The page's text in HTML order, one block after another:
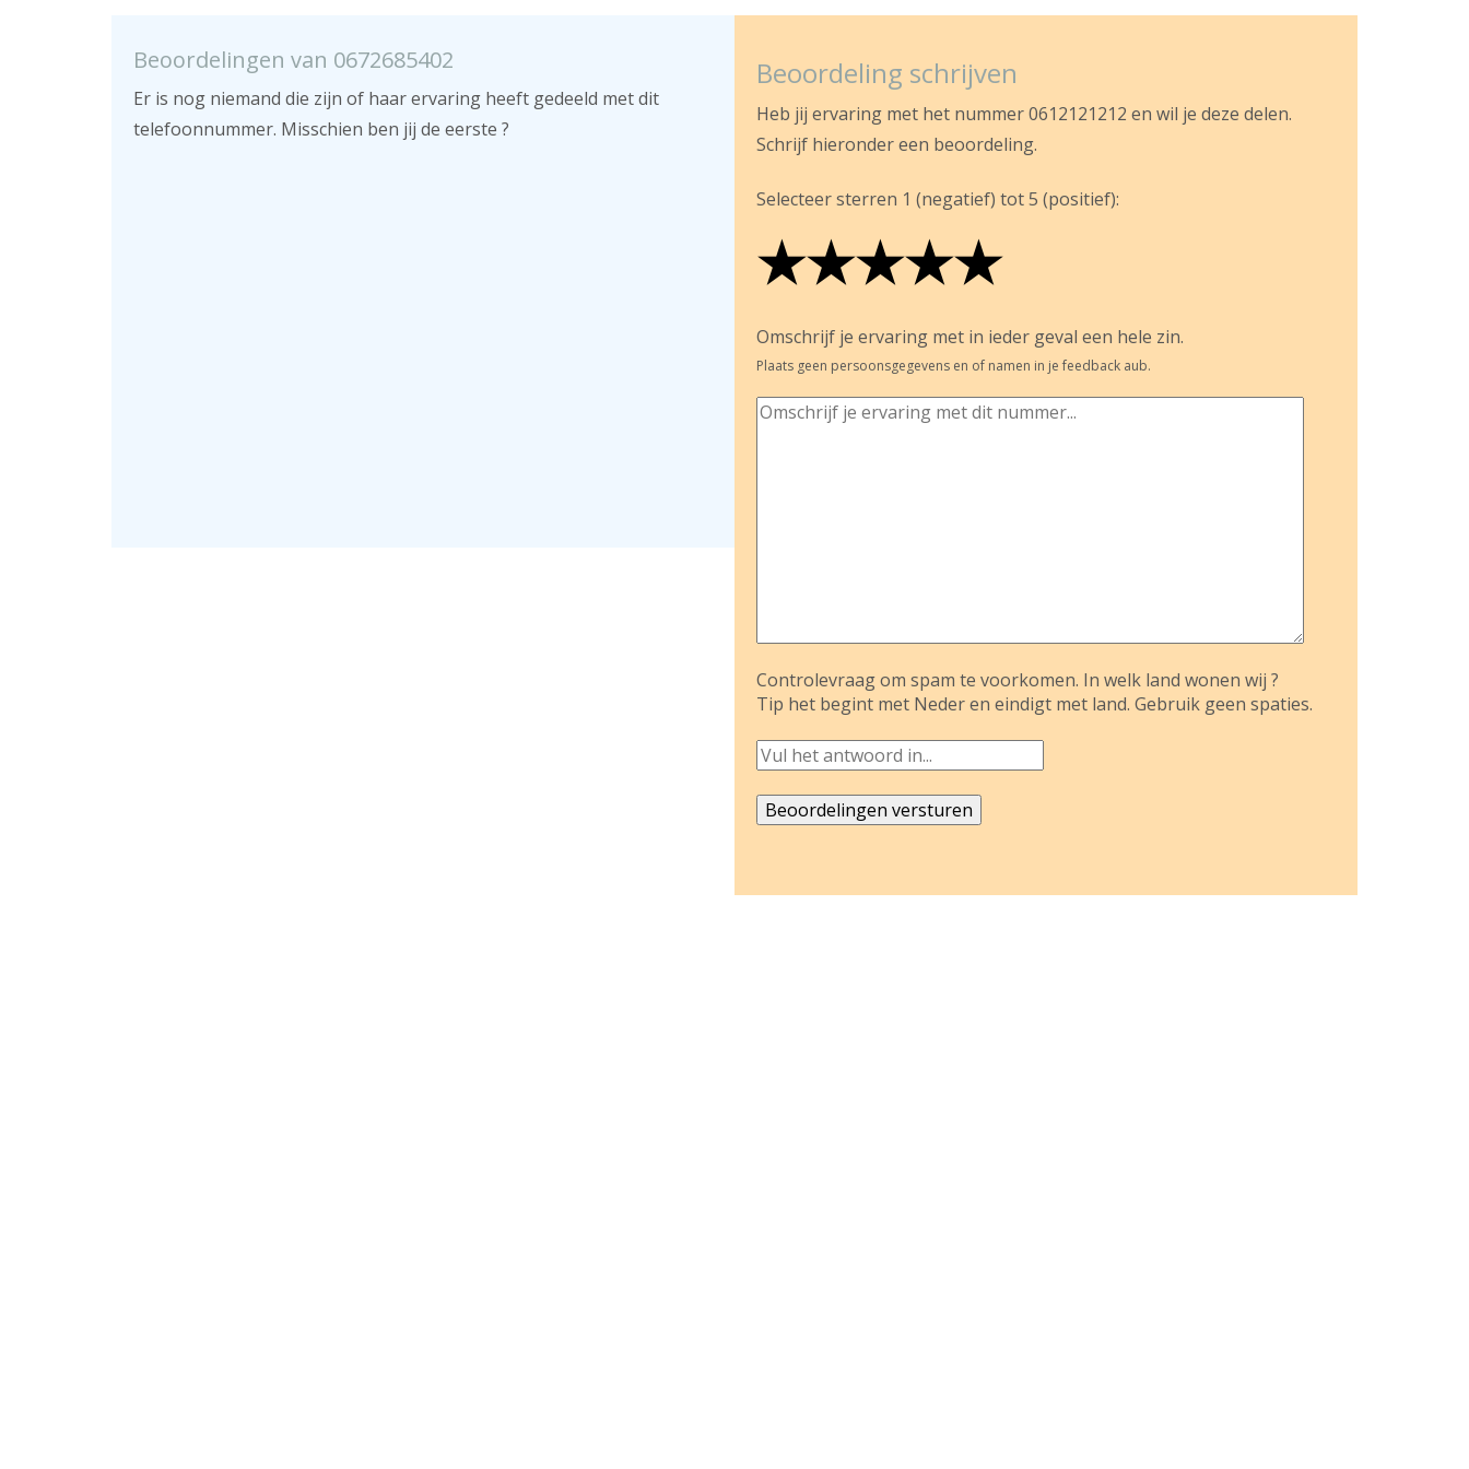
Beoordelingen van 0672685402
Er is nog niemand die zijn of haar ervaring heeft gedeeld met dit
telefoonnummer. Misschien ben jij de eerste ?
Beoordeling schrijven
Heb jij ervaring met het nummer 0612121212 en wil je deze delen.
Schrijf hieronder een beoordeling.
Selecteer sterren 1 (negatief) tot 5 (positief):
★
★★
★★★
★★★★
★★★★★
Omschrijf je ervaring met in ieder geval een hele zin.
Plaats geen persoonsgegevens en of namen in je feedback aub.
Controlevraag om spam te voorkomen. In welk land wonen wij ?
Tip het begint met Neder en eindigt met land. Gebruik geen spaties.